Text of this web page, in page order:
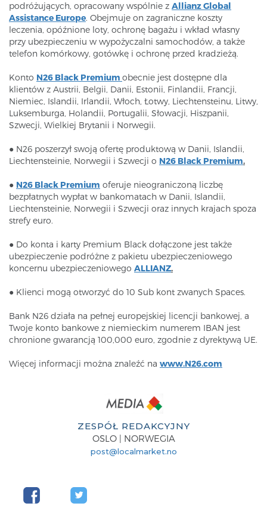
podróżujących, opracowany wspólnie z Allianz Global
Assistance Europe. Obejmuje on zagraniczne koszty
leczenia, opóźnione loty, ochronę bagażu i wkład własny
przy ubezpieczeniu w wypożyczalni samochodów, a także
telefon komórkowy, gotówkę i ochronę przed kradzieżą.​
Konto N26 Black Premium obecnie jest dostępne dla
klientów z Austrii, Belgii, Danii, Estonii, Finlandii, Francji,
Niemiec, Islandii, Irlandii, Włoch, Łotwy, Liechtensteinu, Litwy,
Luksemburga, Holandii, Portugalii, Słowacji, Hiszpanii,
Szwecji, Wielkiej Brytanii i Norwegii.​​
● N26 poszerzył swoją ofertę produktową w Danii, Islandii,
Liechtensteinie, Norwegii i Szwecji o N26 Black Premium.
● N26 Black Premium oferuje nieograniczoną liczbę
bezpłatnych wypłat w bankomatach w Danii, Islandii,
Liechtensteinie, Norwegii i Szwecji oraz innych krajach spoza
strefy euro.
● Do konta i karty Premium Black dołączone jest także
ubezpieczenie podróżne z pakietu ubezpieczeniowego
koncernu ubezpieczeniowego ALLIANZ.
● Klienci mogą otworzyć do 10 Sub kont zwanych Spaces.
Bank N26 działa na pełnej europejskiej licencji bankowej, a
Twoje konto bankowe z niemieckim numerem IBAN jest
chronione gwarancją 100,000 euro, zgodnie z dyrektywą UE.
Więcej informacji można znaleźć na www.N26.com
ZESPÓŁ REDAKCYJNY
OSLO | NORWEGIA
post@localmarket.no